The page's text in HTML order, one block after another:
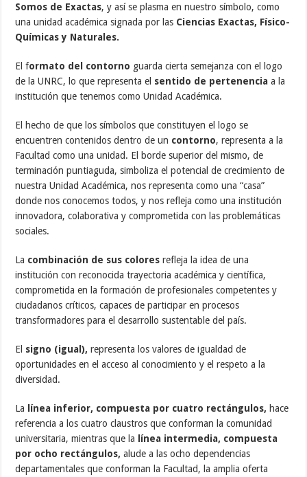
Somos de Exactas, y así se plasma en nuestro símbolo, como
una unidad académica signada por las Ciencias Exactas, Físico-
Químicas y Naturales.
El formato del contorno guarda cierta semejanza con el logo
de la UNRC, lo que representa el sentido de pertenencia a la
institución que tenemos como Unidad Académica.
El hecho de que los símbolos que constituyen el logo se
encuentren contenidos dentro de un contorno, representa a la
Facultad como una unidad. El borde superior del mismo, de
terminación puntiaguda, simboliza el potencial de crecimiento de
nuestra Unidad Académica, nos representa como una “casa”
donde nos conocemos todos, y nos refleja como una institución
innovadora, colaborativa y comprometida con las problemáticas
sociales.
La combinación de sus colores refleja la idea de una
institución con reconocida trayectoria académica y científica,
comprometida en la formación de profesionales competentes y
ciudadanos críticos, capaces de participar en procesos
transformadores para el desarrollo sustentable del país.
El signo (igual), representa los valores de igualdad de
oportunidades en el acceso al conocimiento y el respeto a la
diversidad.
La línea inferior, compuesta por cuatro rectángulos, hace
referencia a los cuatro claustros que conforman la comunidad
universitaria, mientras que la
línea intermedia, compuesta
por ocho rectángulos,alude a las ocho dependencias
departamentales que conforman la Facultad, la amplia oferta